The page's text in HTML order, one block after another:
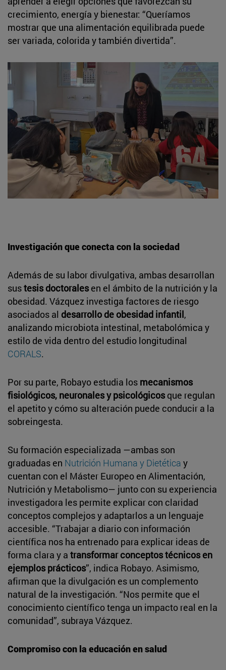
crecimiento, energía y bienestar: “Queríamos
mostrar que una alimentación equilibrada puede
ser variada, colorida y también divertida”.
Investigación que conecta con la sociedad
Además de su labor divulgativa, ambas desarrollan
sustesis doctoralesen el ámbito de la nutrición y la
obesidad. Vázquez investiga factores de riesgo
asociados al desarrollo de obesidad infantil,
analizando microbiota intestinal, metabolómica y
estilo de vida dentro del estudio longitudinal
CORALS.
Por su parte, Robayo estudia los mecanismos
fisiológicos, neuronales y psicológicosque regulan
el apetito y cómo su alteración puede conducir a la
sobreingesta.
Su formación especializada —ambas son
graduadas en Nutrición Humana y Dietética y
cuentan con el Máster Europeo en Alimentación,
Nutrición y Metabolismo— junto con su experiencia
investigadora les permite explicar con claridad
conceptos complejos y adaptarlos a un lenguaje
accesible. “Trabajar a diario con información
científica nos ha entrenado para explicar ideas de
forma clara y a transformar conceptos técnicos en
ejemplos prácticos”, indica Robayo. Asimismo,
afirman que la divulgación es un complemento
natural de la investigación. “Nos permite que el
conocimiento científico tenga un impacto real en la
comunidad”, subraya Vázquez.
Compromiso con la educación en salud